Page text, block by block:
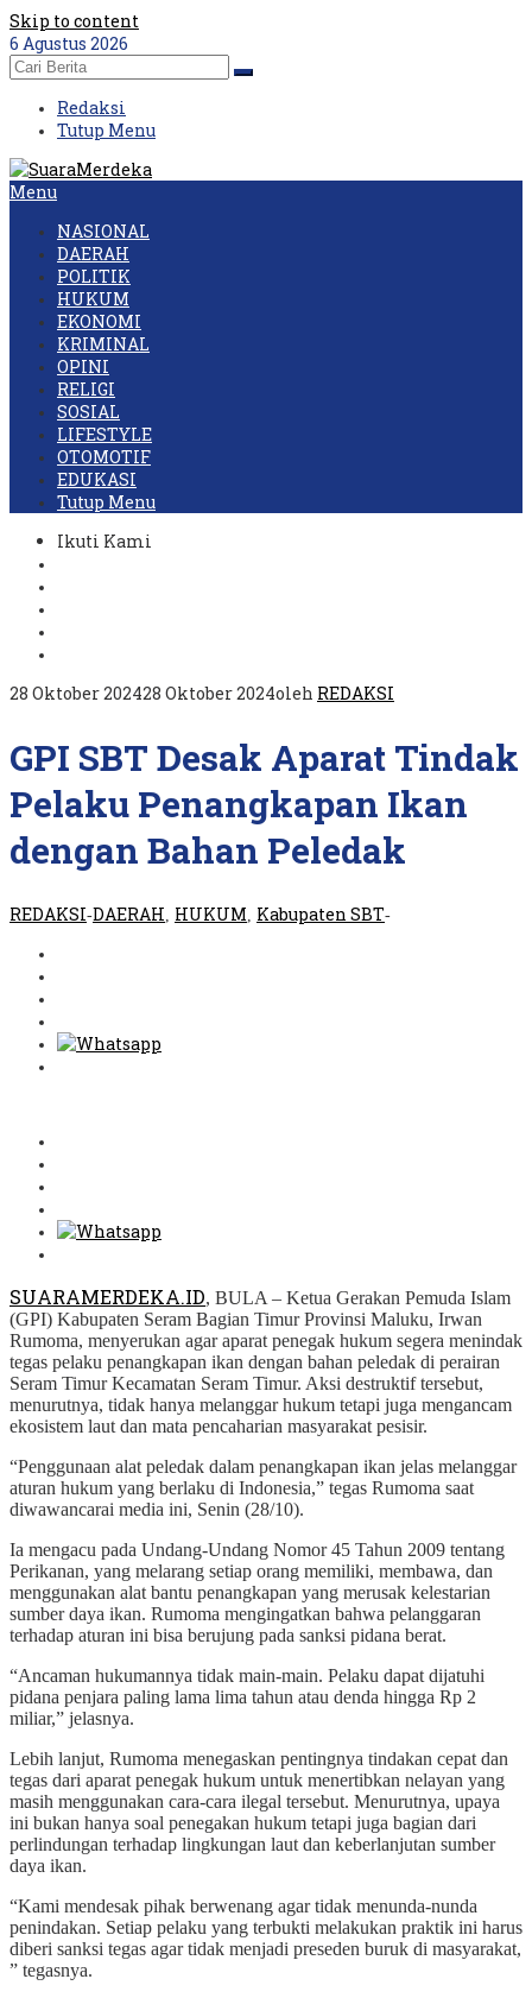
Skip to content
6 Agustus 2026
Redaksi
Tutup Menu
Menu
NASIONAL
DAERAH
POLITIK
HUKUM
EKONOMI
KRIMINAL
OPINI
RELIGI
SOSIAL
LIFESTYLE
OTOMOTIF
EDUKASI
Tutup Menu
Ikuti Kami
28 Oktober 202428 Oktober 2024oleh REDAKSI
GPI SBT Desak Aparat Tindak
Pelaku Penangkapan Ikan
dengan Bahan Peledak
REDAKSI-DAERAH HUKUM Kabupaten SBT-
SUARAMERDEKA.ID, BULA – Ketua Gerakan Pemuda Islam
(GPI) Kabupaten Seram Bagian Timur Provinsi Maluku, Irwan
Rumoma, menyerukan agar aparat penegak hukum segera menindak
tegas pelaku penangkapan ikan dengan bahan peledak di perairan
Seram Timur Kecamatan Seram Timur. Aksi destruktif tersebut,
menurutnya, tidak hanya melanggar hukum tetapi juga mengancam
ekosistem laut dan mata pencaharian masyarakat pesisir.
“Penggunaan alat peledak dalam penangkapan ikan jelas melanggar
aturan hukum yang berlaku di Indonesia,” tegas Rumoma saat
diwawancarai media ini, Senin (28/10).
Ia mengacu pada Undang-Undang Nomor 45 Tahun 2009 tentang
Perikanan, yang melarang setiap orang memiliki, membawa, dan
menggunakan alat bantu penangkapan yang merusak kelestarian
sumber daya ikan. Rumoma mengingatkan bahwa pelanggaran
terhadap aturan ini bisa berujung pada sanksi pidana berat.
“Ancaman hukumannya tidak main-main. Pelaku dapat dijatuhi
pidana penjara paling lama lima tahun atau denda hingga Rp 2
miliar,” jelasnya.
Lebih lanjut, Rumoma menegaskan pentingnya tindakan cepat dan
tegas dari aparat penegak hukum untuk menertibkan nelayan yang
masih menggunakan cara-cara ilegal tersebut. Menurutnya, upaya
ini bukan hanya soal penegakan hukum tetapi juga bagian dari
perlindungan terhadap lingkungan laut dan keberlanjutan sumber
daya ikan.
“Kami mendesak pihak berwenang agar tidak menunda-nunda
penindakan. Setiap pelaku yang terbukti melakukan praktik ini harus
diberi sanksi tegas agar tidak menjadi preseden buruk di masyarakat,
” tegasnya.